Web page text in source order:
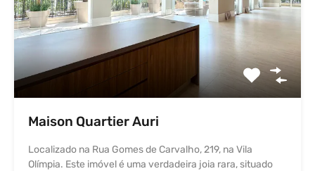
Maison Quartier Auri
Localizado na Rua Gomes de Carvalho, 219, na Vila
Olímpia. Este imóvel é uma verdadeira joia rara, situado